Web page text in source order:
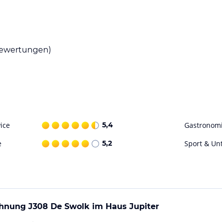
können. Probieren Sie frischen Fisch und
verwöhnen.
Sport und Freizeitaktivitäten. Der
ein. Die Umgebung bietet auch
Gewähr. Bitte lies vor der Buchung die
5,4
5,2 Sport &
J308 De Swolk im Haus Jupiter